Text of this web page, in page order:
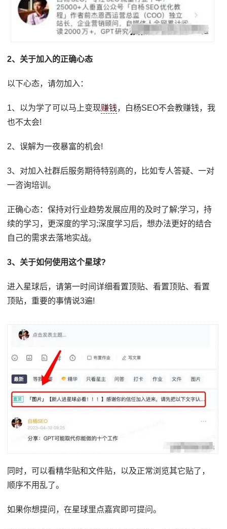
2、关于加入的正确心态
以下心态，请勿加入：
1、以为学了可以马上变现赚钱，白杨SEO不会教赚钱，我
也不太会!
2、误解为一夜暴富的机会!
3、对加入社群后服务期待特别高的，比如专人答疑、一对
一咨询培训。
正确心态：保持对行业趋势发展应用的及时了解;学习，持
续的学习，更深度的学习;深度学习后，想办法更好的结合
自己的需求去落地实战。
3、关于如何使用这个星球?
进入星球后，请第一时间详细看置顶贴、看置顶贴、看置
顶贴，重要的事情说3遍!
同时，可以看精华贴和文件贴，以及正常浏览其它贴了，
顺序不用乱了。
如果你想提问，在星球里点嘉宾即可提问。